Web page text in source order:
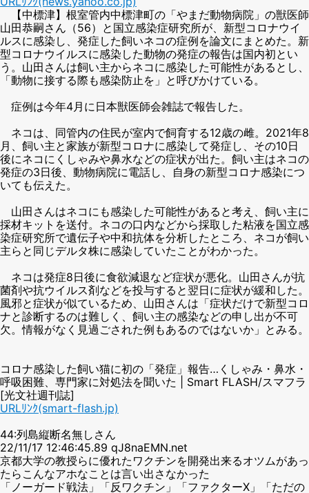
【中標津】根室管内中標津町の「やまだ動物病院」の獣医師
山田恭嗣さん（56）と国立感染症研究所が、新型コロナウイ
ルスに感染し、発症した飼いネコの症例を論文にまとめた。新
型コロナウイルスに感染した動物の発症の報告は国内初とい
う。山田さんは飼い主からネコに感染した可能性があるとし、
「動物に接する際も感染防止を」と呼びかけている。
症例は今年4月に日本獣医師会雑誌で報告した。
ネコは、同管内の住民が室内で飼育する12歳の雌。2021年8
月、飼い主と家族が新型コロナに感染して発症し、その10日
後にネコにくしゃみや鼻水などの症状が出た。飼い主はネコの
発症の3日後、動物病院に電話し、自身の新型コロナ感染につ
いても伝えた。
山田さんはネコにも感染した可能性があると考え、飼い主に
採材キットを送付。ネコの口内などから採取した粘液を国立感
染症研究所で遺伝子や中和抗体を分析したところ、ネコが飼い
主らと同じデルタ株に感染していたことがわかった。
ネコは発症8日後に食欲減退など症状が悪化。山田さんが抗
菌剤や抗ウイルス剤などを投与すると翌日に症状が緩和した。
風邪と症状が似ているため、山田さんは「症状だけで新型コロ
ナと診断するのは難しく、飼い主の感染などの申し出が不可
欠。情報がなく見過ごされた例もあるのではないか」とみる。
コロナ感染した飼い猫に初の「発症」報告…くしゃみ・鼻水・
呼吸困難、専門家に対処法を聞いた | Smart FLASH/スマフラ
[光文社週刊誌]
URLﾘﾝｸ(smart-flash.jp)
44:列島縦断名無しさん
22/11/17 12:46:45.89 qJ8naEMN.net
京都大学の教授らに優れたワクチンを開発出来るオツムがあっ
たらこんなアホなことは言い出さなかった
「ノーガード戦法」「反ワクチン」「ファクターX」「ただの